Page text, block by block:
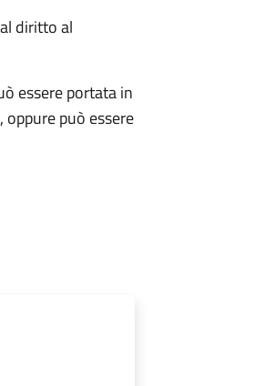
diritto al
essere portata in
può essere